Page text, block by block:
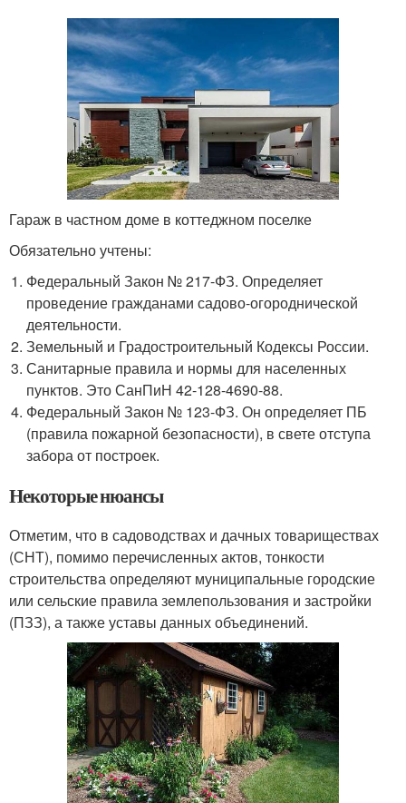
Гараж в частном доме в коттеджном поселке
Обязательно учтены:
Федеральный Закон № 217-ФЗ. Определяет
проведение гражданами садово-огороднической
деятельности.
Земельный и Градостроительный Кодексы России.
Санитарные правила и нормы для населенных
пунктов. Это СанПиН 42-128-4690-88.
Федеральный Закон № 123-ФЗ. Он определяет ПБ
(правила пожарной безопасности), в свете отступа
забора от построек.
Некоторые нюансы
Отметим, что в садоводствах и дачных товариществах
(СНТ), помимо перечисленных актов, тонкости
строительства определяют муниципальные городские
или сельские правила землепользования и застройки
(ПЗЗ), а также уставы данных объединений.